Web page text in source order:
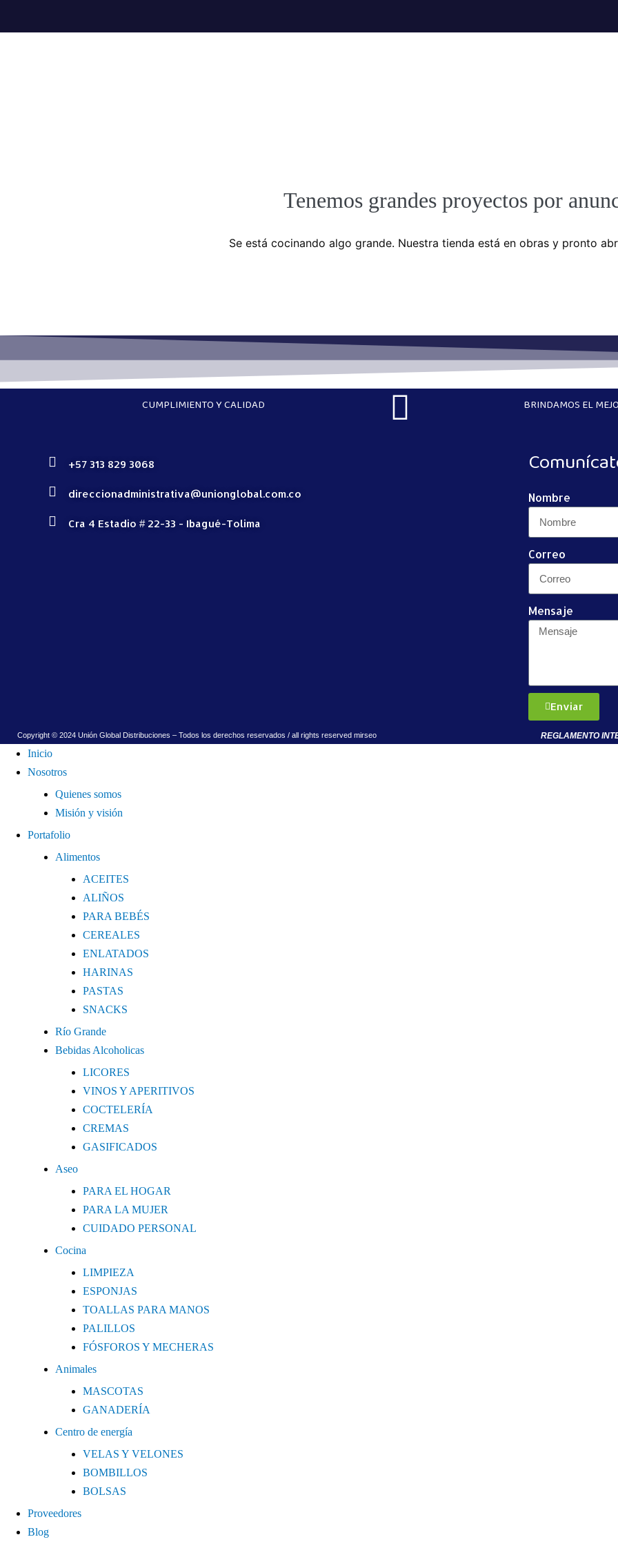
Tenemos grandes proyectos por
Se está cocinando algo grande. Nuestra tienda está en obras y pronto
CUMPLIMIENTO Y CALIDAD BRINDAMOS EL
+57 313 829 3068
direccionadministrativa@unionglobal.com.co
Cra 4 Estadio # 22-33 - Ibagué-Tolima
Nombre
Correo
Mensaje
Enviar
Copyright © 2024 Unión Global Distribuciones – Todos los derechos reservados / all rights reserved mirseo REGLAMENTO
Inicio
Nosotros
Quienes somos
Misión y visión
Portafolio
Alimentos
ACEITES
ALIÑOS
PARA BEBÉS
CEREALES
ENLATADOS
HARINAS
PASTAS
SNACKS
Río Grande
Bebidas Alcoholicas
LICORES
VINOS Y APERITIVOS
COCTELERÍA
CREMAS
GASIFICADOS
Aseo
PARA EL HOGAR
PARA LA MUJER
CUIDADO PERSONAL
Cocina
LIMPIEZA
ESPONJAS
TOALLAS PARA MANOS
PALILLOS
FÓSFOROS Y MECHERAS
Animales
MASCOTAS
GANADERÍA
Centro de energía
VELAS Y VELONES
BOMBILLOS
BOLSAS
Proveedores
Blog